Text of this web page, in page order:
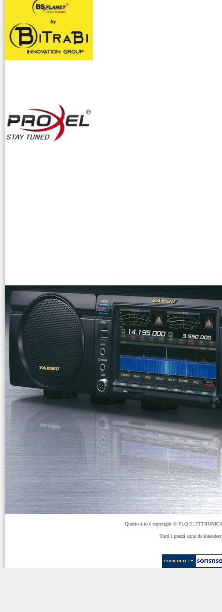
Questo sito è copyright © FLQ
Tutti i prezzi sono da